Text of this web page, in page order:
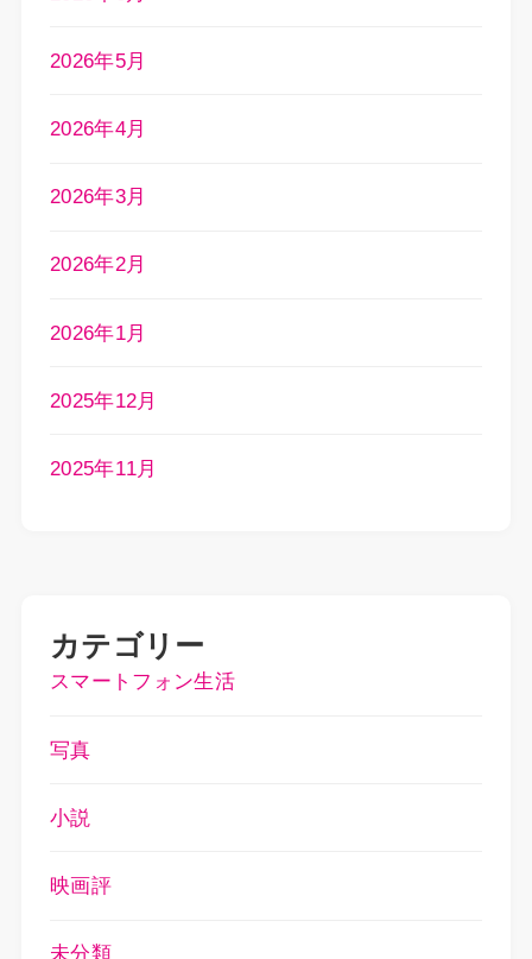
2026年5月
2026年4月
2026年3月
2026年2月
2026年1月
2025年12月
2025年11月
カテゴリー
スマートフォン生活
写真
小説
映画評
未分類